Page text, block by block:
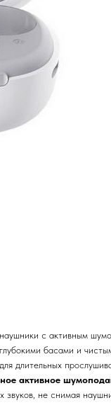
с активным
басами и
длительных
активное
звуков, не снимая